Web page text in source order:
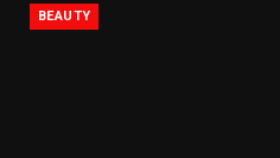
BEAUTY